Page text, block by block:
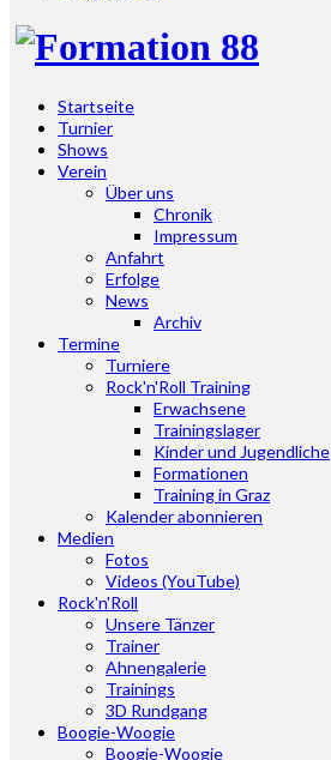
Startseite
Turnier
Shows
Verein
Über uns
Chronik
Impressum
Anfahrt
Erfolge
News
Archiv
Termine
Turniere
Rock'n'Roll Training
Erwachsene
Trainingslager
Kinder und Jugendliche
Formationen
Training in Graz
Kalender abonnieren
Medien
Fotos
Videos (YouTube)
Rock'n'Roll
Unsere Tänzer
Trainer
Ahnengalerie
Trainings
3D Rundgang
Boogie-Woogie
Boogie-Woogie